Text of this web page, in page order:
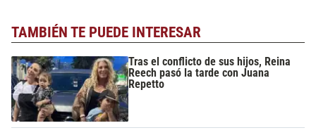
TAMBIÉN TE PUEDE INTERESAR
Tras el conflicto de sus hijos, Reina
Reech pasó la tarde con Juana
Repetto